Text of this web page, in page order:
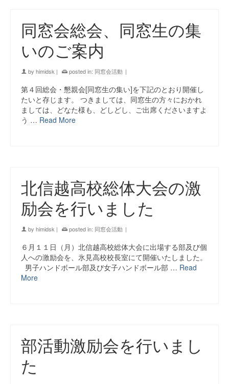
同窓会総会、同窓生の集
いのご案内
by himidsk | posted in: 同窓会活動 |
第４回総会・懇親会[同窓生の集い]を下記のとおり開催し
たいと存じます。 つきましては、同窓生の方々におかれ
ましては、どなた様も、どしどし、ご出席くださいますよ
う … Read More
北信越高校総体大会の激
励会を行いました
by himidsk | posted in: 同窓会活動 |
６月１１日（月）北信越高校総体大会に出場する部及び個
人への激励会を、氷見高校校長室にて開催いたしました。
男子ハンドボール部及び女子ハンドボール部 … Read
More
部活動激励会を行いまし
た